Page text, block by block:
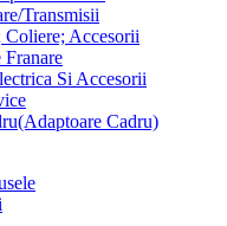
Transmisii
Coliere; Accesorii
Franare
Si Accesorii
Cadru)